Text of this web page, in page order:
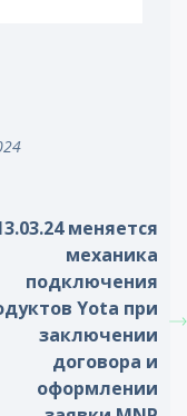
меняется
механика
подключения
Yota при
заключении
договора и
оформлении